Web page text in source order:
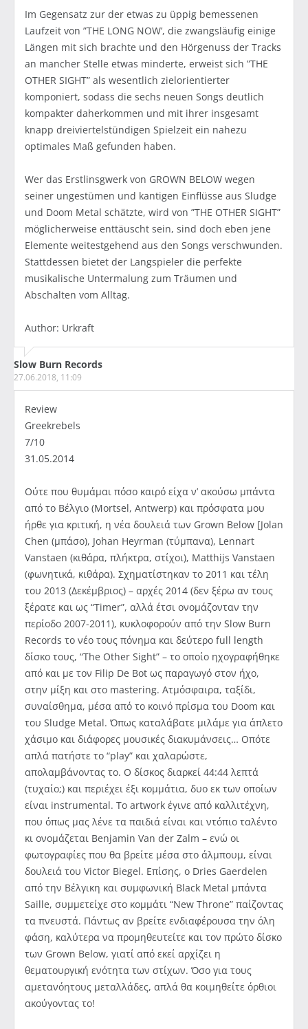
Im Gegensatz zur der etwas zu üppig bemessenen
Laufzeit von ”THE LONG NOW’, die zwangsläufig einige
Längen mit sich brachte und den Hörgenuss der Tracks
an mancher Stelle etwas minderte, erweist sich ”THE
OTHER SIGHT” als wesentlich zielorientierter
komponiert, sodass die sechs neuen Songs deutlich
kompakter daherkommen und mit ihrer insgesamt
knapp dreiviertelstündigen Spielzeit ein nahezu
optimales Maß gefunden haben.
Wer das Erstlinsgwerk von GROWN BELOW wegen
seiner ungestümen und kantigen Einflüsse aus Sludge
und Doom Metal schätzte, wird von ”THE OTHER SIGHT”
möglicherweise enttäuscht sein, sind doch eben jene
Elemente weitestgehend aus den Songs verschwunden.
Stattdessen bietet der Langspieler die perfekte
musikalische Untermalung zum Träumen und
Abschalten vom Alltag.
Author: Urkraft
Slow Burn Records
27.06.2018, 11:09
Review
Greekrebels
7/10
31.05.2014
Ούτε που θυμάμαι πόσο καιρό είχα ν’ ακούσω μπάντα
από το Βέλγιο (Mortsel, Antwerp) και πρόσφατα μου
ήρθε για κριτική, η νέα δουλειά των Grown Below [Jolan
Chen (μπάσο), Johan Heyrman (τύμπανα), Lennart
Vanstaen (κιθάρα, πλήκτρα, στίχοι), Matthijs Vanstaen
(φωνητικά, κιθάρα). Σχηματίστηκαν το 2011 και τέλη
του 2013 (Δεκέμβριος) – αρχές 2014 (δεν ξέρω αν τους
ξέρατε και ως “Timer”, αλλά έτσι ονομάζονταν την
περίοδο 2007-2011), κυκλοφορούν από την Slow Burn
Records το νέο τους πόνημα και δεύτερο full length
δίσκο τους, “The Other Sight” – το οποίο ηχογραφήθηκε
από και με τον Filip De Bot ως παραγωγό στον ήχο,
στην μίξη και στο mastering. Ατμόσφαιρα, ταξίδι,
συναίσθημα, μέσα από το κοινό πρίσμα του Doom και
του Sludge Metal. Όπως καταλάβατε μιλάμε για άπλετο
χάσιμο και διάφορες μουσικές διακυμάνσεις… Οπότε
απλά πατήστε το “play” και χαλαρώστε,
απολαμβάνοντας το. Ο δίσκος διαρκεί 44:44 λεπτά
(τυχαίο;) και περιέχει έξι κομμάτια, δυο εκ των οποίων
είναι instrumental. Τo artwork έγινε από καλλιτέχνη,
που όπως μας λένε τα παιδιά είναι και ντόπιο ταλέντο
κι ονομάζεται Benjamin Van der Zalm – ενώ οι
φωτογραφίες που θα βρείτε μέσα στο άλμπουμ, είναι
δουλειά του Victor Biegel. Επίσης, ο Dries Gaerdelen
από την Βέλγικη και συμφωνική Black Metal μπάντα
Saille, συμμετείχε στο κομμάτι “New Throne” παίζοντας
τα πνευστά. Πάντως αν βρείτε ενδιαφέρουσα την όλη
φάση, καλύτερα να προμηθευτείτε και τον πρώτο δίσκο
των Grown Below, γιατί από εκεί αρχίζει η
θεματουργική ενότητα των στίχων. Όσο για τους
αμετανόητους μεταλλάδες, απλά θα κοιμηθείτε όρθιοι
ακούγοντας το!